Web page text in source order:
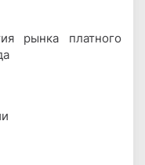
рынка платного